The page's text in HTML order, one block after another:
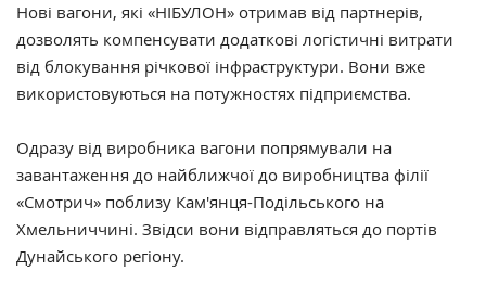
Нові вагони, які «НІБУЛОН» отримав від партнерів,
дозволять компенсувати додаткові логістичні витрати
від блокування річкової інфраструктури. Вони вже
використовуються на потужностях підприємства.
Одразу від виробника вагони попрямували на
завантаження до найближчої до виробництва філії
«Смотрич» поблизу Кам'янця-Подільського на
Хмельниччині. Звідси вони відправляться до портів
Дунайського регіону.